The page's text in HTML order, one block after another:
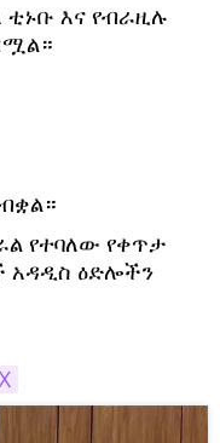
እና የብራዚሉ
የተባለው የቀጥታ
አዳዲስ ዕድሎችን
X